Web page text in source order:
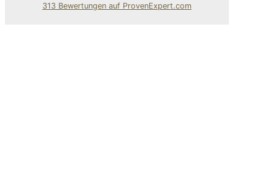
313 Bewertungen auf ProvenExpert.com